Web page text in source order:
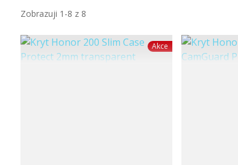
Zobrazuji 1-8 z 8
Akce